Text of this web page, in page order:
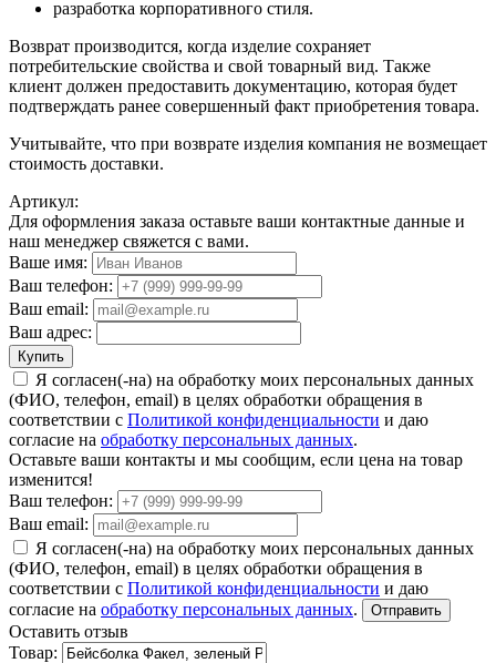
разработка корпоративного стиля.
Возврат производится, когда изделие сохраняет
потребительские свойства и свой товарный вид. Также
клиент должен предоставить документацию, которая будет
подтверждать ранее совершенный факт приобретения товара.
Учитывайте, что при возврате изделия компания не возмещает
стоимость доставки.
Артикул:
Для оформления заказа оставьте ваши контактные данные и
наш менеджер свяжется с вами.
Ваше имя:
Ваш телефон:
Ваш email:
Ваш адрес:
Купить
Я согласен(-на) на обработку моих персональных данных
(ФИО, телефон, email) в целях обработки обращения в
соответствии с Политикой конфиденциальности и даю
согласие на обработку персональных данных.
Оставьте ваши контакты и мы сообщим, если цена на товар
изменится!
Ваш телефон:
Ваш email:
Я согласен(-на) на обработку моих персональных данных
(ФИО, телефон, email) в целях обработки обращения в
соответствии с Политикой конфиденциальности и даю
согласие на обработку персональных данных. Отправить
Оставить отзыв
Товар: